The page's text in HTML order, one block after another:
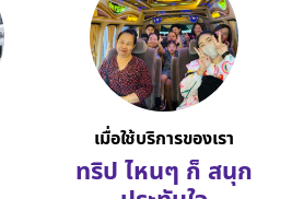
เมื่อใช้บริการของเรา
ทริป ไหนๆ ก็ สนุก